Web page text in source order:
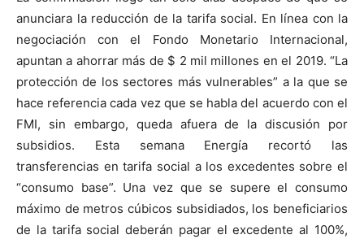
anunciara la reducción de la tarifa social. En línea con la
negociación con el Fondo Monetario Internacional,
apuntan a ahorrar más de $ 2 mil millones en el 2019. “La
protección de los sectores más vulnerables” a la que se
hace referencia cada vez que se habla del acuerdo con el
FMI, sin embargo, queda afuera de la discusión por
subsidios. Esta semana Energía recortó las
transferencias en tarifa social a los excedentes sobre el
“consumo base”. Una vez que se supere el consumo
máximo de metros cúbicos subsidiados, los beneficiarios
de la tarifa social deberán pagar el excedente al 100%,